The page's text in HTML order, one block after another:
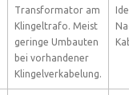
Transformator am
Klingeltrafo. Meist
geringe Umbauten
bei vorhandener
Klingelverkabelung.